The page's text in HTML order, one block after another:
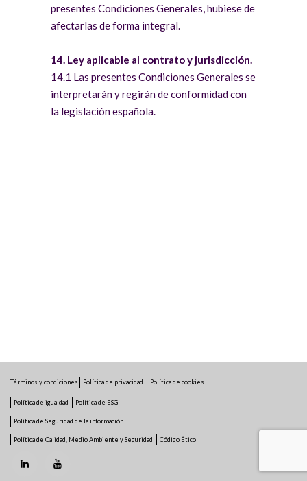
presentes Condiciones Generales, hubiese de
afectarlas de forma integral.
14. Ley aplicable al contrato y jurisdicción.
14.1 Las presentes Condiciones Generales se
interpretarán y regirán de conformidad con
la legislación española.
Términos y condiciones Política de privacidad Política de cookies
Política de igualdad Política de ESG
Política de Seguridad de la información
Política de Calidad, Medio Ambiente y Seguridad Código Ético